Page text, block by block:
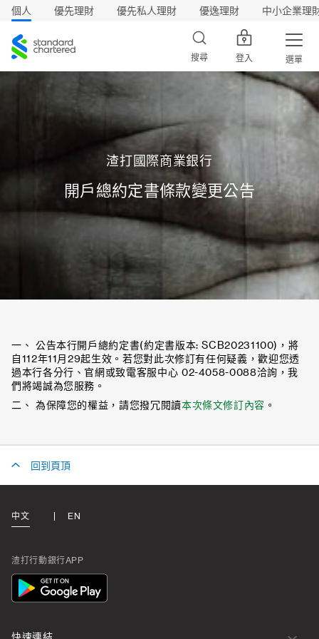
個人 優先理財 優先私人理財 優逸理財 中小企業理
渣
打
搜尋 登入 選單
渣打國際商業銀行
開戶總約定書條款變更公告
一、 公告本行開戶總約定書(約定書版本: SCB20231100)，將
自112年11月29起生效。若您對此次修訂有任何疑義，歡迎您透
過本行各分行、官網或致電客服中心 02-4058-0088洽詢，我
們將竭誠為您服務。
二、 為保障您的權益，請您撥冗閱讀本次條文修訂內容 。
回到頁頂
中文 EN
渣打行動銀行APP
App
Icon